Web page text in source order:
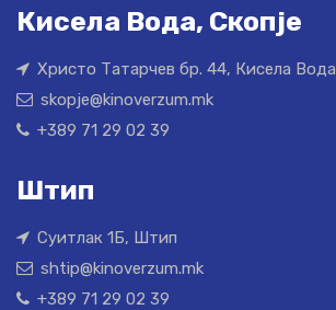
Кисела Вода, Скопје
Христо Татарчев бр. 44, Кисела Вода
skopje@kinoverzum.mk
+389 71 29 02 39
Штип
Суитлак 1Б, Штип
shtip@kinoverzum.mk
+389 71 29 02 39